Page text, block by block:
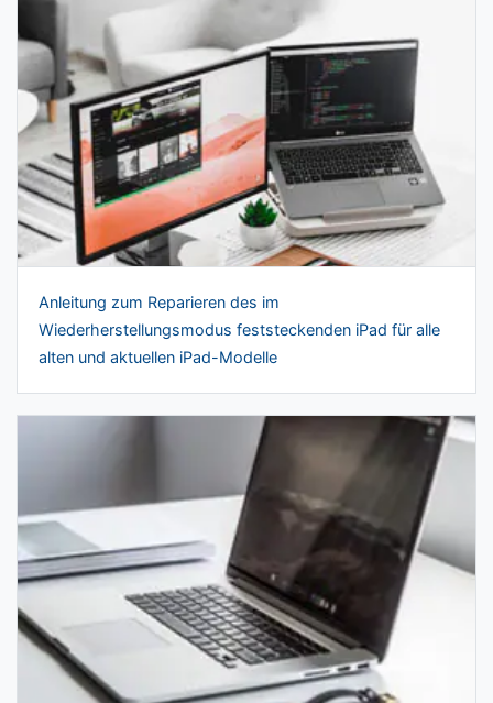
Anleitung zum Reparieren des im
Wiederherstellungsmodus feststeckenden iPad für alle
alten und aktuellen iPad-Modelle